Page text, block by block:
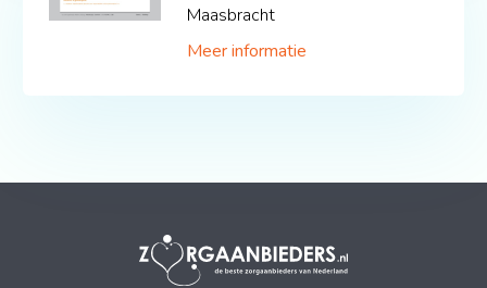
Maasbracht
Meer informatie